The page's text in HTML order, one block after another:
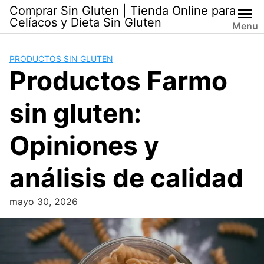
Skip
content
Comprar Sin Gluten | Tienda Online para
Celíacos y Dieta Sin Gluten
Menu
PRODUCTOS SIN GLUTEN
Productos Farmo
sin gluten:
Opiniones y
análisis de calidad
mayo 30, 2026